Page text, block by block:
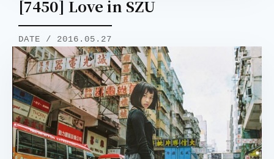
[7450] Love in SZU
DATE / 2016.05.27